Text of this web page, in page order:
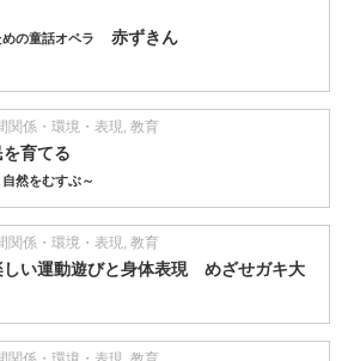
の童話オペラ 赤ずきん
関係・環境・表現, 教育
育てる
自然をむすぶ～
関係・環境・表現, 教育
しい運動遊びと身体表現 めざせガキ大